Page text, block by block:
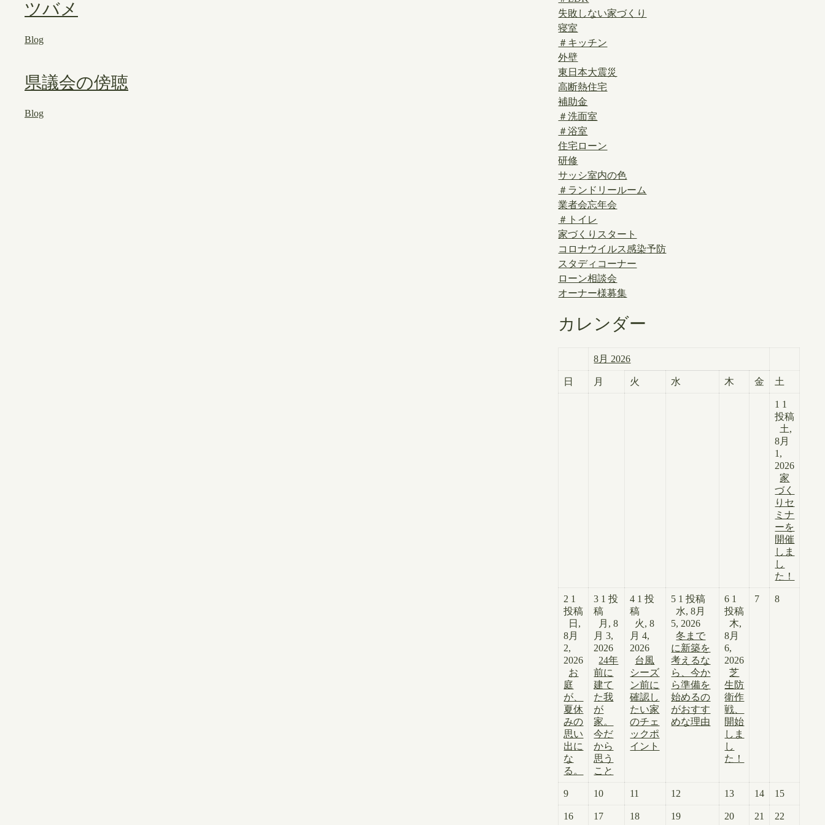
ツバメ
Blog
県議会の傍聴
Blog
失敗しない家づくり
寝室
＃キッチン
外壁
東日本大震災
高断熱住宅
補助金
＃洗面室
＃浴室
住宅ローン
研修
サッシ室内の色
＃ランドリールーム
業者会忘年会
＃トイレ
家づくりスタート
コロナウイルス感染予防
スタディコーナー
ローン相談会
オーナー様募集
カレンダー
8月 2026
日 月 火 水 木 金 土
1 1
投稿
土,
8月
1,
2026
家
づく
りセ
ミナ
ーを
開催
しま
し
た！
2 1
投稿
日,
8月
2,
2026
お
庭
が、
夏休
みの
思い
出に
な
る。
3 1 投
稿
月, 8
月 3,
2026
24年
前に
建て
た我
が
家。
今だ
から
思う
こと
4 1 投
稿
火, 8
月 4,
2026
台風
シーズ
ン前に
確認し
たい家
のチェ
ックポ
イント
5 1 投稿
水, 8月
5, 2026
冬まで
に新築を
考えるな
ら、今か
ら準備を
始めるの
がおすす
めな理由
6 1
投稿
木,
8月
6,
2026
芝
生防
衛作
戦、
開始
しま
し
た！
7 8
9 10 11 12 13 14 15
16 17 18 19 20 21 22